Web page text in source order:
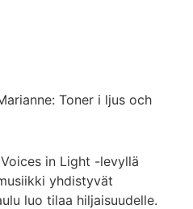
Toner i ljus och
in Light -levyllä
yhdistyvät
luo tilaa hiljaisuudelle.